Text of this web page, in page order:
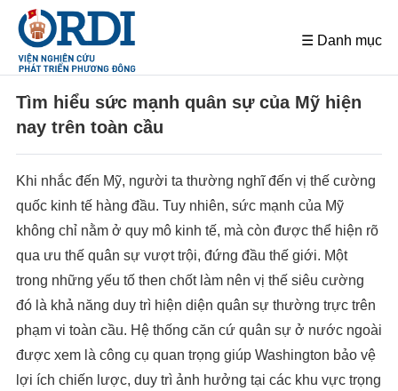
☰ Danh mục
Tìm hiểu sức mạnh quân sự của Mỹ hiện
nay trên toàn cầu
Khi nhắc đến Mỹ, người ta thường nghĩ đến vị thế cường
quốc kinh tế hàng đầu. Tuy nhiên, sức mạnh của Mỹ
không chỉ nằm ở quy mô kinh tế, mà còn được thể hiện rõ
qua ưu thế quân sự vượt trội, đứng đầu thế giới. Một
trong những yếu tố then chốt làm nên vị thế siêu cường
đó là khả năng duy trì hiện diện quân sự thường trực trên
phạm vi toàn cầu. Hệ thống căn cứ quân sự ở nước ngoài
được xem là công cụ quan trọng giúp Washington bảo vệ
lợi ích chiến lược, duy trì ảnh hưởng tại các khu vực trọng